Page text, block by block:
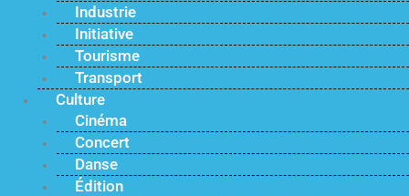
Industrie
Initiative
Tourisme
Transport
Culture
Cinéma
Concert
Danse
Édition